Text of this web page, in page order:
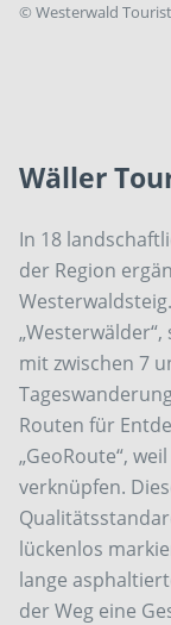
© Westerwald
Wäller
In 18
der Region
mit zwischen 7
Routen für
„GeoRoute“,
verknüpfen.
lückenlos
lange
der Weg eine